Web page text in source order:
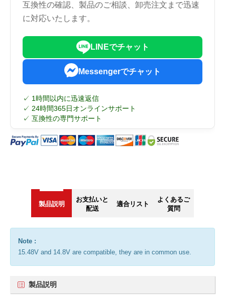
互換性の確認、製品のご相談、卸売注文まで迅速
に対応いたします。
LINEでチャット
Messengerでチャット
✓ 1時間以内に迅速返信
✓ 24時間365日オンラインサポート
✓ 互換性の専門サポート
製品説明
お支払いと
配送
適合リスト
よくあるご
質問
Note :
15.48V and 14.8V are compatible, they are in common use.
製品説明